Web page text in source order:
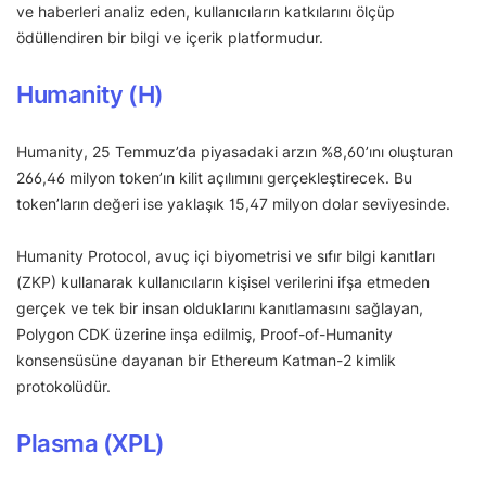
ve haberleri analiz eden, kullanıcıların katkılarını ölçüp
ödüllendiren bir bilgi ve içerik platformudur.
Humanity (H)
Humanity, 25 Temmuz’da piyasadaki arzın %8,60’ını oluşturan
266,46 milyon token’ın kilit açılımını gerçekleştirecek. Bu
token’ların değeri ise yaklaşık 15,47 milyon dolar seviyesinde.
Humanity Protocol, avuç içi biyometrisi ve sıfır bilgi kanıtları
(ZKP) kullanarak kullanıcıların kişisel verilerini ifşa etmeden
gerçek ve tek bir insan olduklarını kanıtlamasını sağlayan,
Polygon CDK üzerine inşa edilmiş, Proof-of-Humanity
konsensüsüne dayanan bir Ethereum Katman-2 kimlik
protokolüdür.
Plasma (XPL)